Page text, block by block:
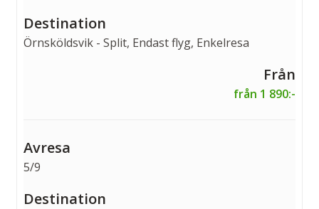
Örnsköldsvik - Split, Endast flyg, Enkelresa
från 1 890:-
5/9